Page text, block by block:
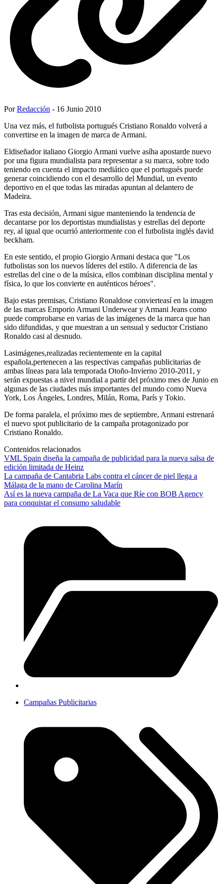
PorRedacción - 16 Junio 2010
Una vez más, el futbolista portugués Cristiano Ronaldo volverá a
convertirse en la imagen de marca de Armani.
Eldiseñador italiano Giorgio Armani vuelve asíha apostarde nuevo
por una figura mundialista para representar a su marca, sobre todo
teniendo en cuenta el impacto mediático que el portugués puede
generar coincidiendo con el desarrollo del Mundial, un evento
deportivo en el que todas las miradas apuntan al delantero de
Madeira.
Tras esta decisión, Armani sigue manteniendo la tendencia de
decantarse por los deportistas mundialistas y estrellas del deporte
rey, al igual que ocurrió anteriormente con el futbolista inglés david
beckham.
En este sentido, el propio Giorgio Armani destaca que "Los
futbolistas son los nuevos líderes del estilo. A diferencia de las
estrellas del cine o de la música, ellos combinan disciplina mental y
física, lo que los convierte en auténticos héroes".
Bajo estas premisas, Cristiano Ronaldose convierteasí en la imagen
de las marcas Emporio Armani Underwear y Armani Jeans como
puede comprobarse en varias de las imágenes de la marca que han
sido difundidas, y que muestran a un sensual y seductor Cristiano
Ronaldo casi al desnudo.
Lasimágenes,realizadas recientemente en la capital
española,pertenecen a las respectivas campañas publicitarias de
ambas líneas para lala temporada Otoño-Invierno 2010-2011, y
serán expuestas a nivel mundial a partir del próximo mes de Junio en
algunas de las ciudades más importantes del mundo como Nueva
York, Los Ángeles, Londres, Milán, Roma, París y Tokio.
De forma paralela, el próximo mes de septiembre, Armani estrenará
el nuevo spot publicitario de la campaña protagonizado por
Cristiano Ronaldo.
Contenidos relacionados
VML Spain diseña la campaña de publicidad para la nueva salsa de
edición limitada de Heinz
La campaña de Cantabria Labs contra el cáncer de piel llega a
Málaga de la mano de Carolina Marín
Así es la nueva campaña de La Vaca que Ríe con BOB Agency
para conquistar el consumo saludable
Campañas Publicitarias